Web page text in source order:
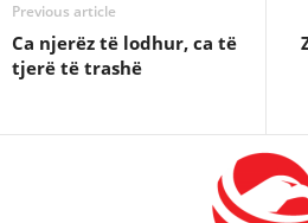
Previous article
Ca njerëz të lodhur, ca të
tjerë të trashë